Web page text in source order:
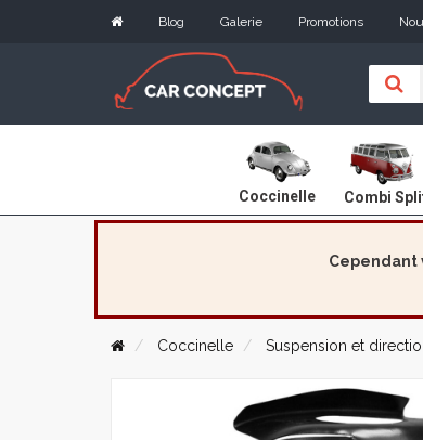
Blog Galerie Promotions
Coccinelle Combi
Cependant
Coccinelle Suspension et